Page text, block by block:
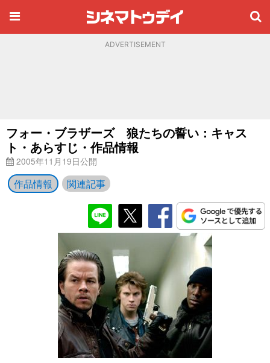
ADVERTISEMENT
フォー・ブラザーズ 狼たちの誓い：キャス
ト・あらすじ・作品情報
2005年11月19日公開
作品情報 関連記事